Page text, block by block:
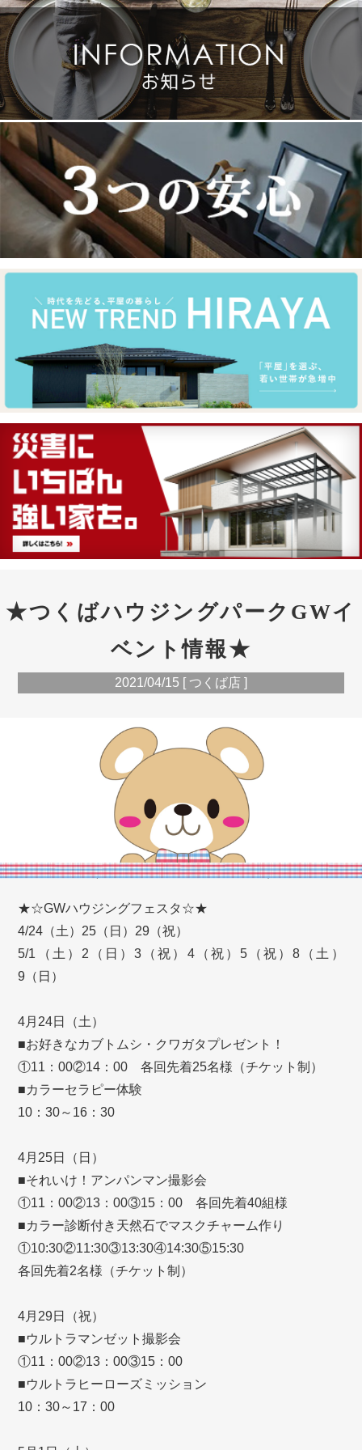
★つくばハウジングパークGWイ
ベント情報★
2021/04/15 [ つくば店 ]
★☆GWハウジングフェスタ☆★
4/24（土）25（日）29（祝）
5/1（土）2（日）3（祝）4（祝）5（祝）8（土）
9（日）
4月24日（土）
■お好きなカブトムシ・クワガタプレゼント！
①11：00②14：00 各回先着25名様（チケット制）
■カラーセラピー体験
10：30～16：30
4月25日（日）
■それいけ！アンパンマン撮影会
①11：00②13：00③15：00 各回先着40組様
■カラー診断付き天然石でマスクチャーム作り
①10:30②11:30③13:30④14:30⑤15:30
各回先着2名様（チケット制）
4月29日（祝）
■ウルトラマンゼット撮影会
①11：00②13：00③15：00
■ウルトラヒーローズミッション
10：30～17：00